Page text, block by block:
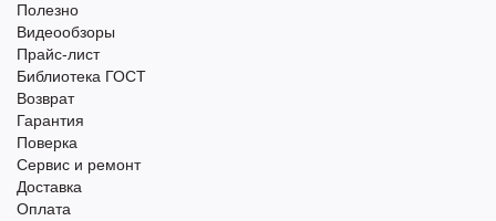
Полезно
Видеообзоры
Прайс-лист
Библиотека ГОСТ
Возврат
Гарантия
Поверка
Сервис и ремонт
Доставка
Оплата